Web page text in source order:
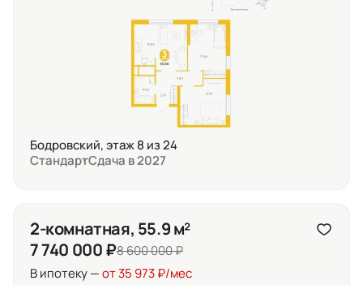
Бодровский, этаж 8 из 24
СтандартСдача в 2027
2-комнатная, 55.9 м²
7 740 000 ₽8 600 000 ₽
В ипотеку —от 35 973 ₽/мес